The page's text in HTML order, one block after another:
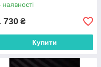
наявності
730 ₴
Купити